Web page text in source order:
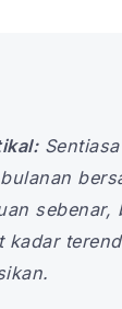
sebenar,
kadar